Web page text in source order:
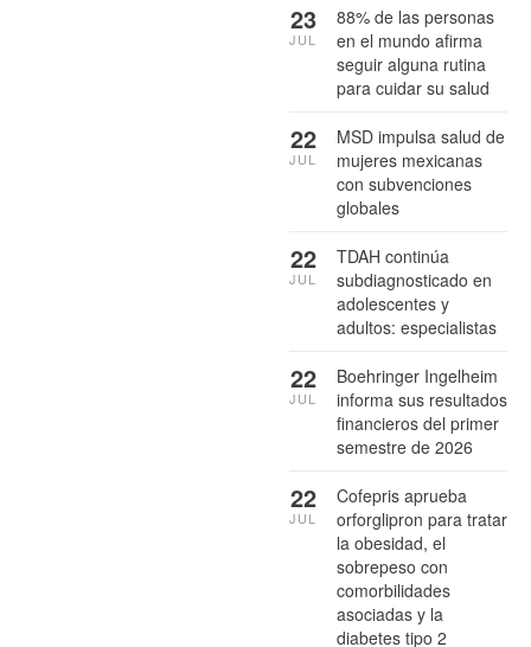
88% de las personas
en el mundo afirma
seguir alguna rutina
para cuidar su salud
23
JUL
MSD impulsa salud de
mujeres mexicanas
con subvenciones
globales
22
JUL
TDAH continúa
subdiagnosticado en
adolescentes y
adultos: especialistas
22
JUL
Boehringer Ingelheim
informa sus resultados
financieros del primer
semestre de 2026
22
JUL
Cofepris aprueba
orforglipron para tratar
la obesidad, el
sobrepeso con
comorbilidades
asociadas y la
diabetes tipo 2
22
JUL